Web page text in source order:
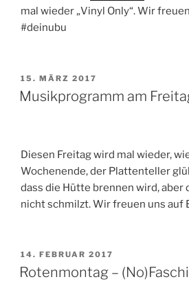
mal wieder „Vinyl Only“. Wir
#deinubu
VERÖFFENTLICHT
AM
15. MÄRZ 2017
Musikprogramm am
Diesen Freitag wird mal wieder,
Wochenende, der Plattenteller
dass die Hütte brennen wird, aber
nicht schmilzt. Wir freuen uns auf
VERÖFFENTLICHT
AM
14. FEBRUAR 2017
Rotenmontag –